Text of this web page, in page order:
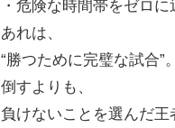
・危険な時間帯をゼロに
あれは、
“勝つために完璧な試合”。
倒すよりも、
負けないことを選んだ王